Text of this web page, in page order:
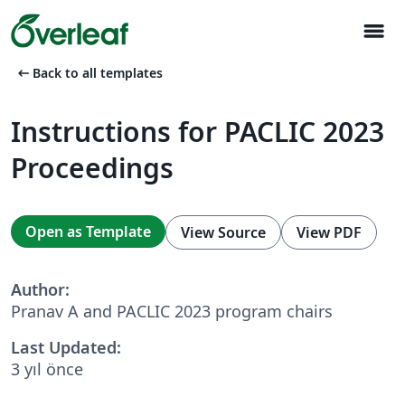
menu
arrow_left_alt Back to all templates
Instructions for PACLIC 2023
Proceedings
Open as Template View Source View PDF
Author:
Pranav A and PACLIC 2023 program chairs
Last Updated:
3 yıl önce